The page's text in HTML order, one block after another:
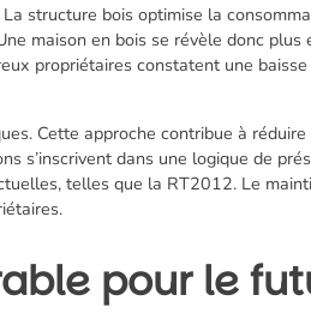
structure bois optimise la
maison en bois se révèle donc plus
propriétaires constatent une
Cette approche contribue à réduire
s’inscrivent dans une logique de
telles que la RT2012. Le
pour le